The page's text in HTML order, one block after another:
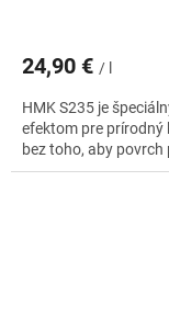
24,90 € / l
HMK S235 je
efektom pre prírodný
bez toho, aby